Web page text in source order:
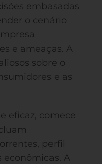
embasadas
o cenário
e ameaças. A
sobre o
e as
eficaz, comece
perfil
econômicas. A